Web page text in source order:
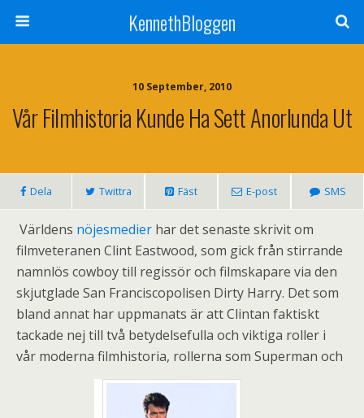
KennethBloggen
10 September, 2010
Vår Filmhistoria Kunde Ha Sett Anorlunda Ut
Dela Twittra Fäst E-post SMS
Världens nöjesmedier har det senaste skrivit om
filmveteranen Clint Eastwood, som gick från stirrande
namnlös cowboy till regissör och filmskapare via den
skjutglade San Franciscopolisen Dirty Harry. Det som
bland annat har uppmanats är att Clintan faktiskt
tackade nej till två betydelsefulla och viktiga roller i
vår moderna filmhistoria, rollerna som Superman och